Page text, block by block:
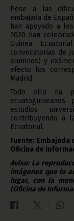
Pese a las
embajada de
han apoyado a
2020 han
Guinea
convocatorias de
alumnos) y
efecto los
Madrid.
Todo ello ha
estudios
contribuyendo a
Ecuatorial.
Fuente: Embajada
Oficina de
Aviso: La
imágenes que lo
lugar, con la
(Oficina de